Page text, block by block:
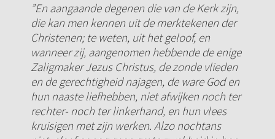
”En aangaande degenen die van de Kerk zijn,
die kan men kennen uit de merktekenen der
Christenen; te weten, uit het geloof, en
wanneer zij, aangenomen hebbende de enige
Zaligmaker Jezus Christus, de zonde vlieden
en de gerechtigheid najagen, de ware God en
hun naaste liefhebben, niet afwijken noch ter
rechter- noch ter linkerhand, en hun vlees
kruisigen met zijn werken. Alzo nochtans